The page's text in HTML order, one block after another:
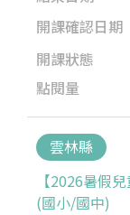
開課確認日期
開課狀態
點閱量
雲林縣
【2026暑假
(國小/國中)